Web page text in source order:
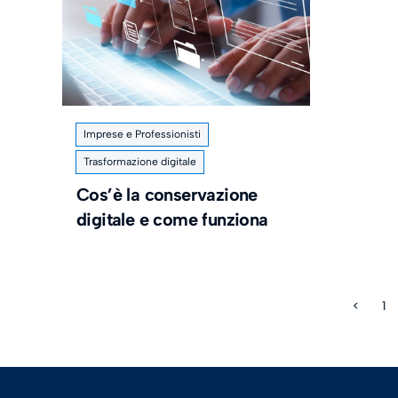
Imprese e Professionisti
Trasformazione digitale
Cos’è la conservazione
digitale e come funziona
< 1